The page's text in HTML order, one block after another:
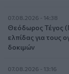
07.08.2026 - 14:38
Θεόδωρος Τέγος
ελπίδας για τους
δοκιμών
07.08.2026 - 13:16